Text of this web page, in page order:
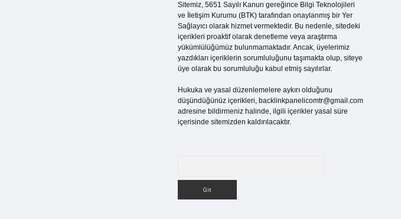
Sitemiz, 5651 Sayılı Kanun gereğince Bilgi Teknolojileri
ve İletişim Kurumu (BTK) tarafından onaylanmış bir Yer
Sağlayıcı olarak hizmet vermektedir. Bu nedenle, sitedeki
içerikleri proaktif olarak denetleme veya araştırma
yükümlülüğümüz bulunmamaktadır. Ancak, üyelerimiz
yazdıkları içeriklerin sorumluluğunu taşımakta olup, siteye
üye olarak bu sorumluluğu kabul etmiş sayılırlar.
Hukuka ve yasal düzenlemelere aykırı olduğunu
düşündüğünüz içerikleri, backlinkpanelicomtr@gmail.com
adresine bildirmeniz halinde, ilgili içerikler yasal süre
içerisinde sitemizden kaldırılacaktır.